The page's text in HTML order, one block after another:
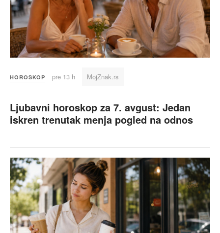
HOROSKOP pre 13 h MojZnak.rs
Ljubavni horoskop za 7. avgust: Jedan
iskren trenutak menja pogled na odnos